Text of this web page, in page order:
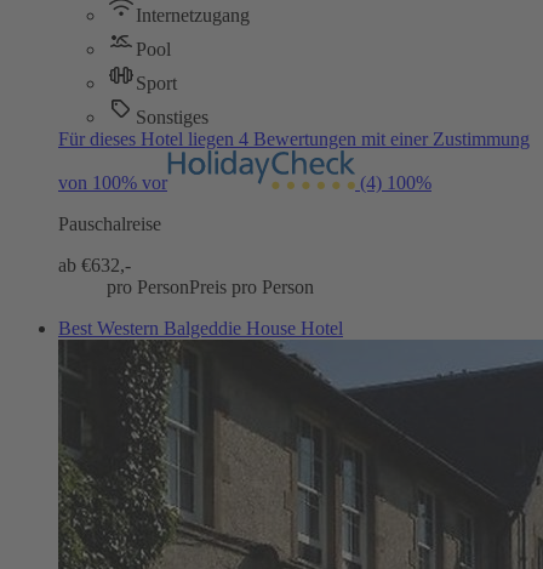
Internetzugang
Pool
Sport
Sonstiges
Für dieses Hotel liegen 4 Bewertungen mit einer Zustimmung
von 100% vor (4) 100%
Pauschalreise
ab €632,-
pro PersonPreis pro Person
Best Western Balgeddie House Hotel